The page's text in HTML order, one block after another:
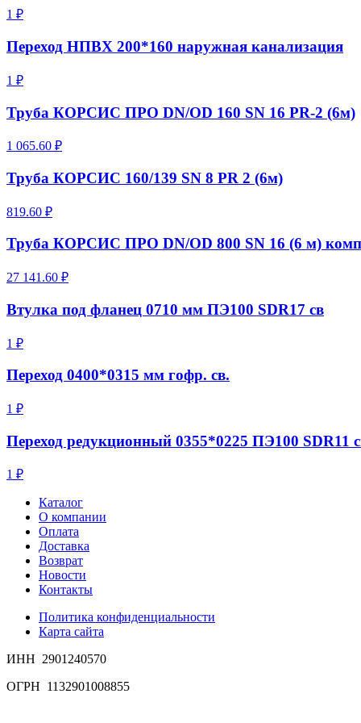
1 ₽
Переход НПВХ 200*160 наружная канализация
1 ₽
Труба КОРСИС ПРО DN/OD 160 SN 16 PR-2 (6м)
1 065.60 ₽
Труба КОРСИС 160/139 SN 8 PR 2 (6м)
819.60 ₽
Труба КОРСИС ПРО DN/OD 800 SN 16 (6 м)
27 141.60 ₽
Втулка под фланец 0710 мм ПЭ100 SDR17 св
1 ₽
Переход 0400*0315 мм гофр. св.
1 ₽
Переход редукционный 0355*0225 ПЭ100 SDR11
1 ₽
Каталог
О компании
Оплата
Доставка
Возврат
Новости
Контакты
Политика конфиденциальности
Карта сайта
ИНН 2901240570
ОГРН 1132901008855